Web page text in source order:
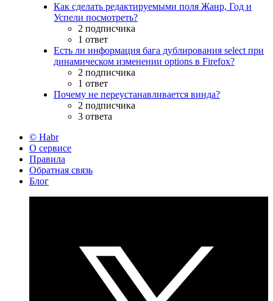
Как сделать редактируемыми поля Жанр, Год и
Успели посмотреть?
2 подписчика
1 ответ
Есть ли информация бага дублирования select при
динамическом изменении options в Firefox?
2 подписчика
1 ответ
Почему не переустанавливается винда?
2 подписчика
3 ответа
© Habr
О сервисе
Правила
Обратная связь
Блог